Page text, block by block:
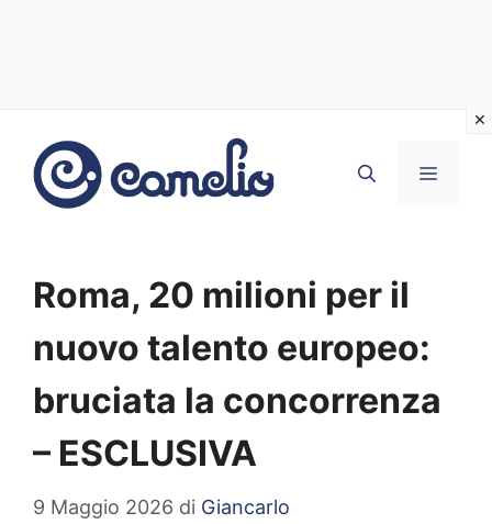
contenuto
MENU
Roma, 20 milioni per il
nuovo talento europeo:
bruciata la concorrenza
– ESCLUSIVA
9 Maggio 2026 di Giancarlo